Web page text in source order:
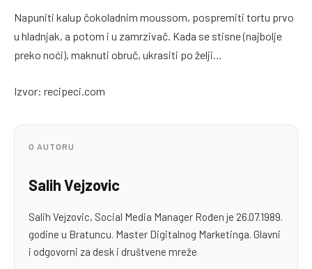
Napuniti kalup čokoladnim moussom, pospremiti tortu prvo
u hladnjak, a potom i u zamrzivač. Kada se stisne (najbolje
preko noći), maknuti obruč, ukrasiti po želji…
Izvor: recipeci.com
O AUTORU
Salih Vejzovic
Salih Vejzovic, Social Media Manager Rođen je 26.07.1989.
godine u Bratuncu. Master Digitalnog Marketinga. Glavni
i odgovorni za desk i društvene mreže